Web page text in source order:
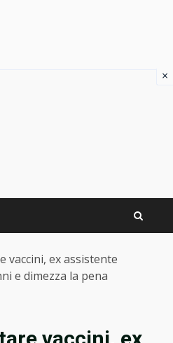
vaccini, ex assistente
e dimezza la pena
×